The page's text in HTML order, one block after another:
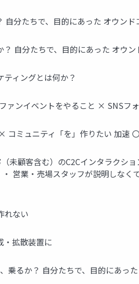
分たちで、目的にあった オウン
自分たちで、目的にあった オウ
ィングとは何か？
ァンイベントをやること × SNSフ
ミュニティ「を」作りたい 加速
未顧客含む）のC2Cインタラクシ
営業・売場スタッフが説明しな
れない
・拡散装置に
乗るか？ 自分たちで、目的にあ